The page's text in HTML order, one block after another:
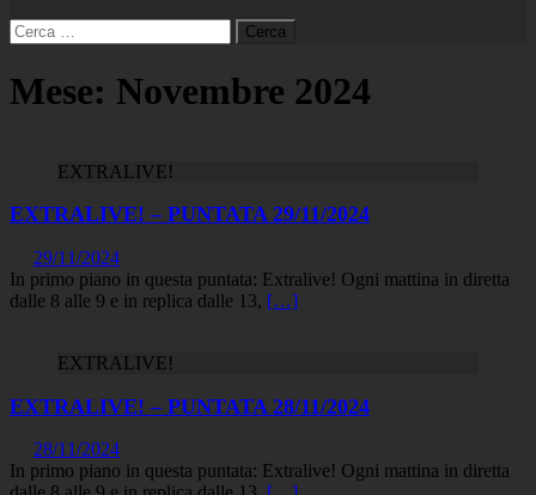
Ricerca
per:
Mese: Novembre 2024
EXTRALIVE!
EXTRALIVE! – PUNTATA 29/11/2024
29/11/2024
In primo piano in questa puntata: Extralive! Ogni mattina in diretta
dalle 8 alle 9 e in replica dalle 13, […]
EXTRALIVE!
EXTRALIVE! – PUNTATA 28/11/2024
28/11/2024
In primo piano in questa puntata: Extralive! Ogni mattina in diretta